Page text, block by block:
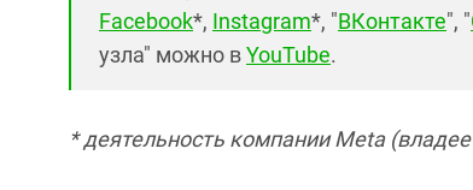
Facebook*, Instagram*, "ВКонтакте", "
узла" можно вYouTube.
* деятельность компании Meta